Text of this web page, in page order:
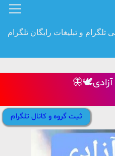
تلگرام و تبلیغات رایگان تلگرام
ثبت گروه و کانال تلگرام